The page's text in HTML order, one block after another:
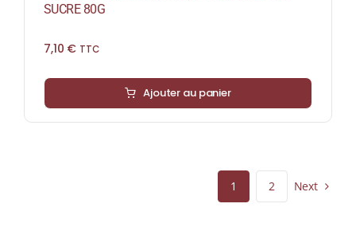
SUCRE 80G
7,10 € TTC
Ajouter au panier
1 2 Next